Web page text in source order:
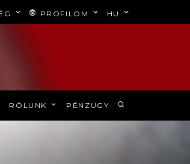
PROFILOM HU
RÓLUNK PÉNZÜGY